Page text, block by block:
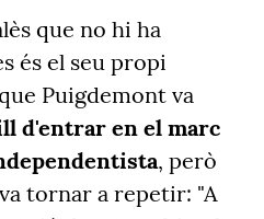
que no hi ha
és el seu propi
Puigdemont va
d'entrar en el marc
, però
tornar a repetir: "A